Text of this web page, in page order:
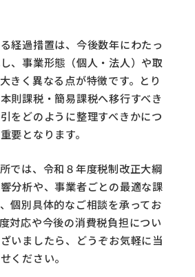
経過措置は、今後数年にわたっ
、事業形態（個人・法人）や取
きく異なる点が特徴です。とり
則課税・簡易課税へ移行すべき
をどのように整理すべきかにつ
要となります。
では、令和８年度税制改正大綱
分析や、事業者ごとの最適な課
個別具体的なご相談を承ってお
対応や今後の消費税負担につい
いましたら、どうぞお気軽に当
ください。